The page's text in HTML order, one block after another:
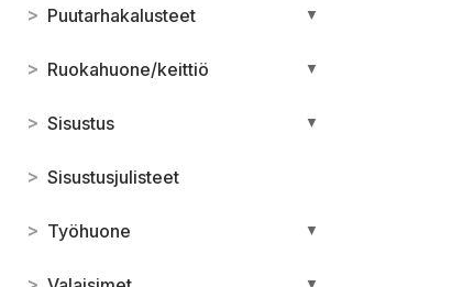
> Puutarhakalusteet ▼
> Ruokahuone/keittiö ▼
> Sisustus ▼
> Sisustusjulisteet
> Työhuone ▼